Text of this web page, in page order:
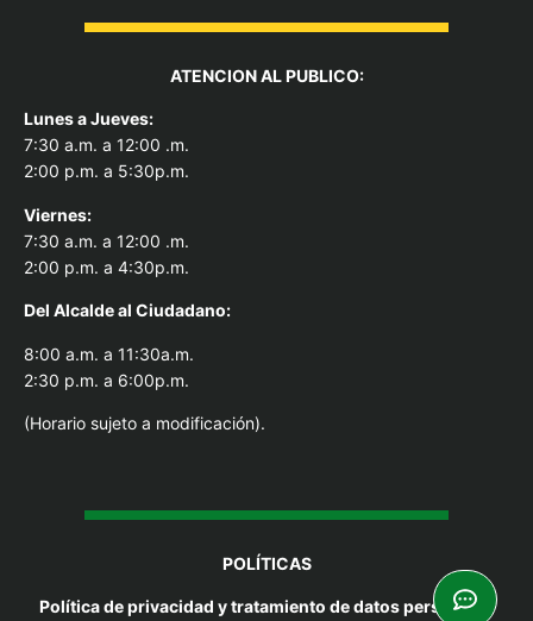
ATENCION AL PUBLICO:
Lunes a Jueves:
7:30 a.m. a 12:00 .m.
2:00 p.m. a 5:30p.m.
Viernes:
7:30 a.m. a 12:00 .m.
2:00 p.m. a 4:30p.m.
Del Alcalde al Ciudadano:
8:00 a.m. a 11:30a.m.
2:30 p.m. a 6:00p.m.
(Horario sujeto a modificación).
POLÍTICAS
Política de privacidad y tratamiento de datos personales